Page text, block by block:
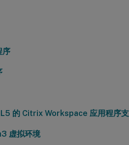
序
的 Citrix Workspace 应用程序
虚拟环境